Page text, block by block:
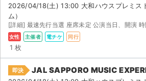
2026/04/18(土) 13:00 大和ハウスプレミス
ム）
女性 主催者 電チケ 同行
1 枚
即決 JAL SAPPORO MUSIC